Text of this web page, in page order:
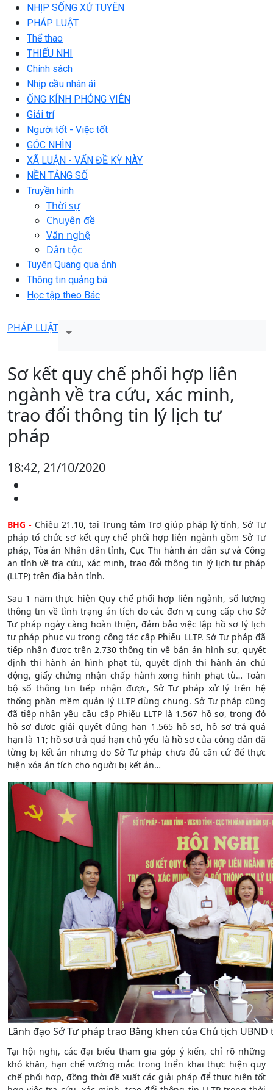
NHỊP SỐNG XỨ TUYÊN
PHÁP LUẬT
Thể thao
THIẾU NHI
Chính sách
Nhịp cầu nhân ái
ỐNG KÍNH PHÓNG VIÊN
Giải trí
Người tốt - Việc tốt
GÓC NHÌN
XÃ LUẬN - VẤN ĐỀ KỲ NÀY
NỀN TẢNG SỐ
Truyền hình
Thời sự
Chuyên đề
Văn nghệ
Dân tộc
Tuyên Quang qua ảnh
Thông tin quảng bá
Học tập theo Bác
PHÁP LUẬT
Sơ kết quy chế phối hợp liên
ngành về tra cứu, xác minh,
trao đổi thông tin lý lịch tư
pháp
18:42, 21/10/2020
BHG - Chiều 21.10, tại Trung tâm Trợ giúp pháp lý tỉnh, Sở Tư
pháp tổ chức sơ kết quy chế phối hợp liên ngành gồm Sở Tư
pháp, Tòa án Nhân dân tỉnh, Cục Thi hành án dân sự và Công
an tỉnh về tra cứu, xác minh, trao đổi thông tin lý lịch tư pháp
(LLTP) trên địa bàn tỉnh.
Sau 1 năm thực hiện Quy chế phối hợp liên ngành, số lượng
thông tin về tình trạng án tích do các đơn vị cung cấp cho Sở
Tư pháp ngày càng hoàn thiện, đảm bảo việc lập hồ sơ lý lịch
tư pháp phục vụ trong công tác cấp Phiếu LLTP. Sở Tư pháp đã
tiếp nhận được trên 2.730 thông tin về bản án hình sự, quyết
định thi hành án hình phạt tù, quyết định thi hành án chủ
động, giấy chứng nhận chấp hành xong hình phạt tù… Toàn
bộ số thông tin tiếp nhận được, Sở Tư pháp xử lý trên hệ
thống phần mềm quản lý LLTP dùng chung. Sở Tư pháp cũng
đã tiếp nhận yêu cầu cấp Phiếu LLTP là 1.567 hồ sơ, trong đó
hồ sơ được giải quyết đúng hạn 1.565 hồ sơ, hồ sơ trả quá
hạn là 11; hồ sơ trả quá hạn chủ yếu là hồ sơ của công dân đã
từng bị kết án nhưng do Sở Tư pháp chưa đủ căn cứ để thực
hiện xóa án tích cho người bị kết án…
Lãnh đạo Sở Tư pháp trao Bằng khen của Chủ tịch
Tại hội nghị, các đại biểu tham gia góp ý kiến, chỉ rõ những
khó khăn, hạn chế vướng mắc trong triển khai thực hiện quy
chế phối hợp, đồng thời đề xuất các giải pháp để thực hiện tốt